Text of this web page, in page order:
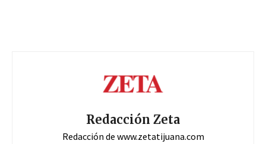
Redacción Zeta
Redacción de www.zetatijuana.com